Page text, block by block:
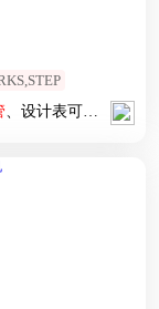
、设计表可配置 焊件